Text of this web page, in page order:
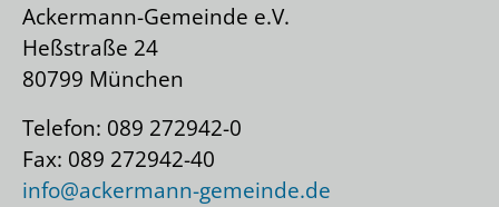
Ackermann-Gemeinde e.V.
Heßstraße 24
80799 München
Telefon: 089 272942-0
Fax: 089 272942-40
info@ackermann-gemeinde.de